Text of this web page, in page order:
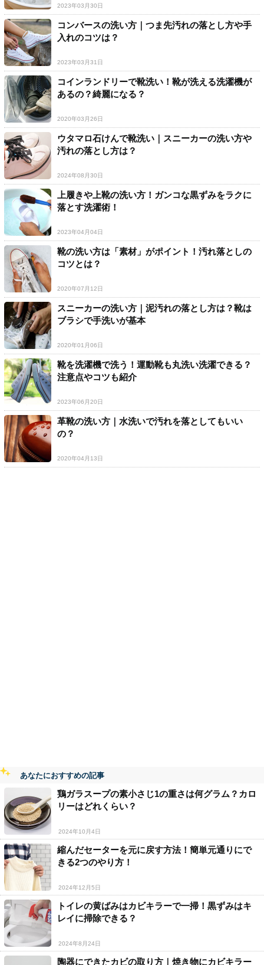
2023年03月30日
コンバースの洗い方｜つま先汚れの落とし方や手
入れのコツは？
2023年03月31日
コインランドリーで靴洗い！靴が洗える洗濯機が
あるの？綺麗になる？
2020年03月26日
ウタマロ石けんで靴洗い｜スニーカーの洗い方や
汚れの落とし方は？
2024年08月30日
上履きや上靴の洗い方！ガンコな黒ずみをラクに
落とす洗濯術！
2023年04月04日
靴の洗い方は「素材」がポイント！汚れ落としの
コツとは？
2020年07月12日
スニーカーの洗い方｜泥汚れの落とし方は？靴は
ブラシで手洗いが基本
2020年01月06日
靴を洗濯機で洗う！運動靴も丸洗い洗濯できる？
注意点やコツも紹介
2023年06月20日
革靴の洗い方｜水洗いで汚れを落としてもいい
の？
2020年04月13日
あなたにおすすめの記事
鶏ガラスープの素小さじ1の重さは何グラム？カロ
リーはどれくらい？
2024年10月4日
縮んだセーターを元に戻す方法！簡単元通りにで
きる2つのやり方！
2024年12月5日
トイレの黄ばみはカビキラーで一掃！黒ずみはキ
レイに掃除できる？
2024年8月24日
陶器にできたカビの取り方｜焼き物にカビキラー